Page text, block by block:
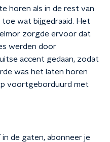
horen als in de rest van
toe wat bijgedraaid. Het
zorgde ervoor dat
werden door
accent gedaan, zodat
was het laten horen
voortgeborduurd met
in de gaten, abonneer je